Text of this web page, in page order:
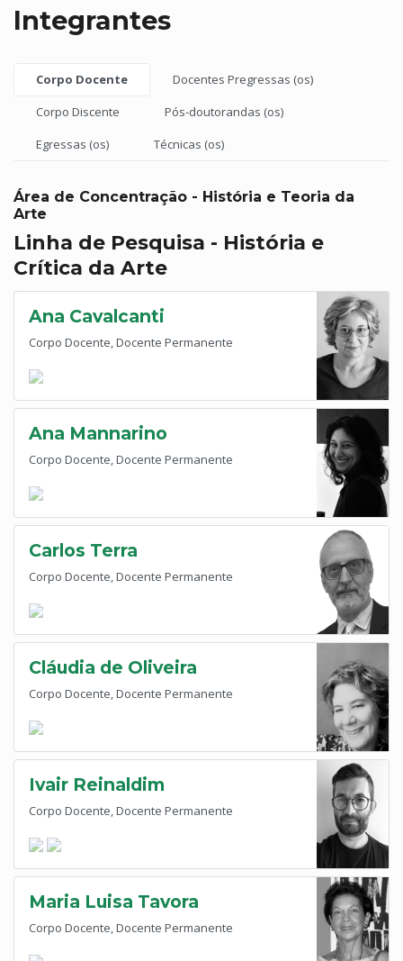
Integrantes
Corpo Docente
Docentes Pregressas (os)
Corpo Discente
Pós-doutorandas (os)
Egressas (os)
Técnicas (os)
Área de Concentração - História e Teoria da
Arte
Linha de Pesquisa - História e
Crítica da Arte
Ana Cavalcanti
Corpo Docente, Docente Permanente
Ana Mannarino
Corpo Docente, Docente Permanente
Carlos Terra
Corpo Docente, Docente Permanente
Cláudia de Oliveira
Corpo Docente, Docente Permanente
Ivair Reinaldim
Corpo Docente, Docente Permanente
Maria Luisa Tavora
Corpo Docente, Docente Permanente